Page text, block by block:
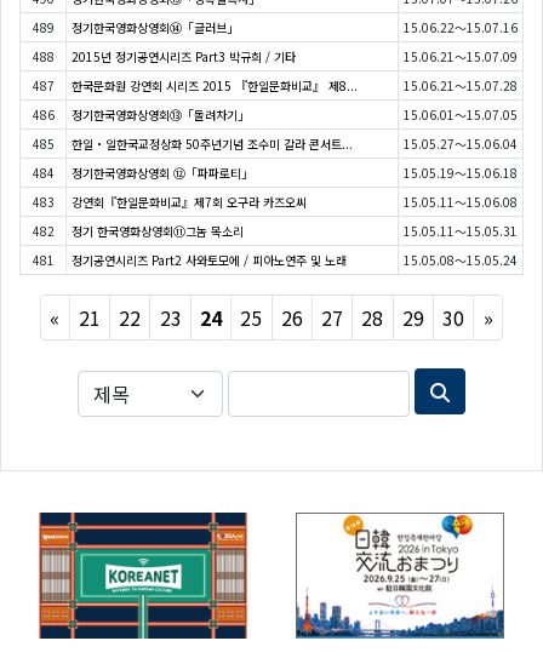
489
정기한국영화상영회⑭「글러브」
15.06.22～15.07.16
488
2015년 정기공연시리즈 Part3 박규희 / 기타
15.06.21～15.07.09
487
한국문화원 강연회 시리즈 2015 『한일문화비교』 제8...
15.06.21～15.07.28
486
정기한국영화상영회⑬「돌려차기」
15.06.01～15.07.05
485
한일・일한국교정상화 50주년기념 조수미 갈라 콘서트...
15.05.27～15.06.04
484
정기한국영화상영회 ⑫「파파로티」
15.05.19～15.06.18
483
강연회『한일문화비교』제7회 오구라 카즈오씨
15.05.11～15.06.08
482
정기 한국영화상영회⑪그놈 목소리
15.05.11～15.05.31
481
정기공연시리즈 Part2 사와토모에 / 피아노연주 및 노래 15.05.08～15.05.24
« Previous
21 22 23 24 25 26 27 28 29 30 »Next